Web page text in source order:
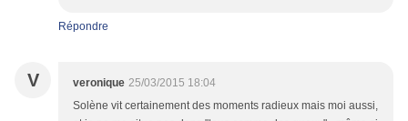
Répondre
V veronique 25/03/2015 18:04
Solène vit certainement des moments radieux mais moi aussi,